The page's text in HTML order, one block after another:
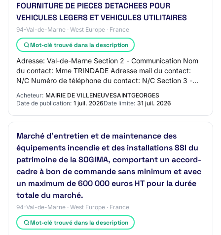
FOURNITURE DE PIECES DETACHEES POUR
VEHICULES LEGERS ET VEHICULES UTILITAIRES
94-Val-de-Marne · West Europe · France
Mot-clé trouvé dans la description
Adresse: Val-de-Marne Section 2 - Communication Nom
du contact: Mme TRINDADE Adresse mail du contact:
N/C Numéro de téléphone du contact: N/C Section 3 -
Acheteur: MAIRIE DE VILLENEUVESAINTGEORGES
Date de publication: 1 juil. 2026Date limite: 31 juil. 2026
Marché d'entretien et de maintenance des
équipements incendie et des installations SSI du
patrimoine de la SOGIMA, comportant un accord-
cadre à bon de commande sans minimum et avec
un maximum de 600 000 euros HT pour la durée
totale du marché.
94-Val-de-Marne · West Europe · France
Mot-clé trouvé dans la description